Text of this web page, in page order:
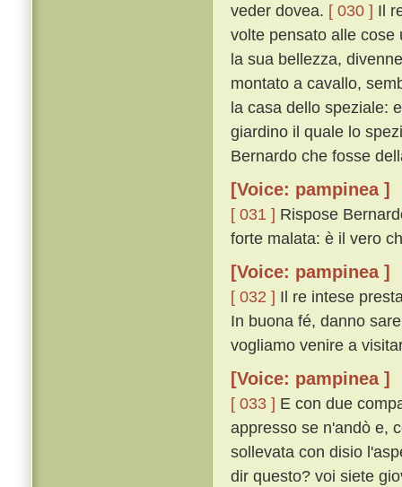
veder dovea. [ 030 ] Il
volte pensato alle cose
la sua bellezza,
montato a cavallo,
la casa dello speziale:
giardino il quale lo
Bernardo che fosse
[Voice: pampinea ]
[ 031 ] Rispose
forte malata: è il vero
[Voice: pampinea ]
[ 032 ] Il re intese
In buona fé, danno
vogliamo venire a
[Voice: pampinea ]
[ 033 ] E con due
appresso se n'andò e,
sollevata con disio
dir questo? voi siete